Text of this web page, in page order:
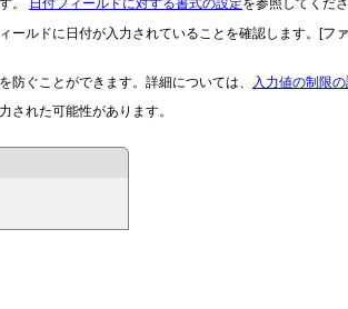
。 日付フィールドに対する書式の設定を参照してくださ
ールドに日付が入力されていることを確認します。[フ
防ぐことができます。詳細については、 入力値の制限
された可能性があります。